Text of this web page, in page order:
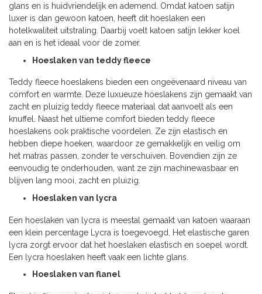
glans en is huidvriendelijk en ademend. Omdat katoen satijn
luxer is dan gewoon katoen, heeft dit hoeslaken een
hotelkwaliteit uitstraling. Daarbij voelt katoen satijn lekker koel
aan en is het ideaal voor de zomer.
Hoeslaken van teddy fleece
Teddy fleece hoeslakens bieden een ongeëvenaard niveau van
comfort en warmte. Deze luxueuze hoeslakens zijn gemaakt van
zacht en pluizig teddy fleece materiaal dat aanvoelt als een
knuffel. Naast het ultieme comfort bieden teddy fleece
hoeslakens ook praktische voordelen. Ze zijn elastisch en
hebben diepe hoeken, waardoor ze gemakkelijk en veilig om
het matras passen, zonder te verschuiven. Bovendien zijn ze
eenvoudig te onderhouden, want ze zijn machinewasbaar en
blijven lang mooi, zacht en pluizig.
Hoeslaken van lycra
Een hoeslaken van lycra is meestal gemaakt van katoen waaraan
een klein percentage Lycra is toegevoegd. Het elastische garen
lycra zorgt ervoor dat het hoeslaken elastisch en soepel wordt.
Een lycra hoeslaken heeft vaak een lichte glans.
Hoeslaken van flanel